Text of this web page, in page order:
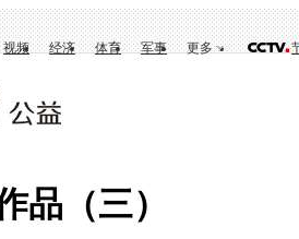
视频 经济 体育 军事 更多
品（三）